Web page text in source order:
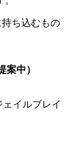
ち込むもの
案中）
イルブレイ